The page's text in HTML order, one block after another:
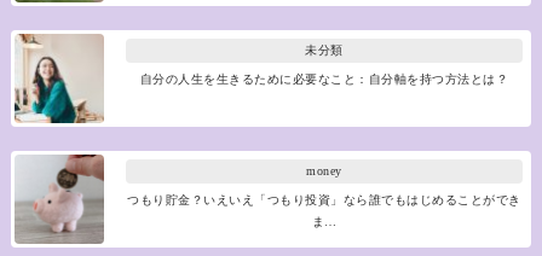
未分類
自分の人生を生きるために必要なこと：自分軸を持つ方法とは？
money
つもり貯金？いえいえ「つもり投資」なら誰でもはじめることができ
ま…